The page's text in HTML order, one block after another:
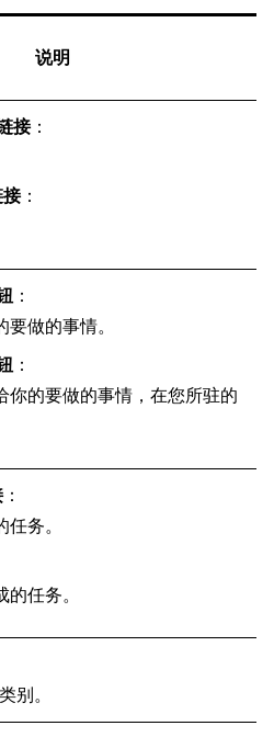
说明
接：
接：
：
做的事情。
：
你的要做的事情，在您所驻的
：
务。
任务。
别。